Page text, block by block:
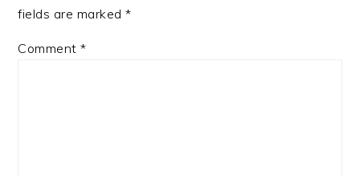
fields are marked*
Comment*